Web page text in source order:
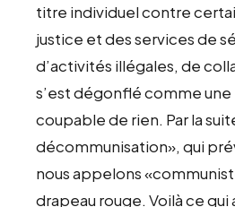
titre individuel contre
justice et des services de
d’activités illégales, de
s’est dégonflé comme une
coupable de rien. Par la
décommunisation», qui
nous appelons
drapeau rouge. Voilà ce